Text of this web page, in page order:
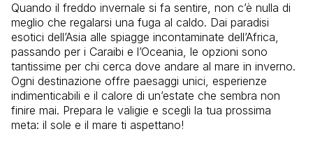
Quando il freddo invernale si fa sentire, non c’è nulla di
meglio che regalarsi una fuga al caldo. Dai paradisi
esotici dell’Asia alle spiagge incontaminate dell’Africa,
passando per i Caraibi e l’Oceania, le opzioni sono
tantissime per chi cerca dove andare al mare in inverno.
Ogni destinazione offre paesaggi unici, esperienze
indimenticabili e il calore di un’estate che sembra non
finire mai. Prepara le valigie e scegli la tua prossima
meta: il sole e il mare ti aspettano!